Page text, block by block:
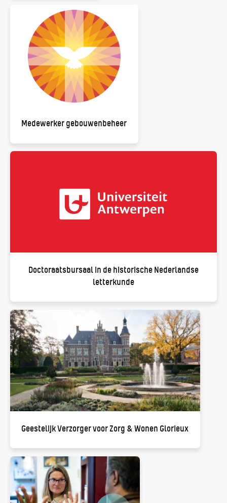
Medewerker gebouwenbeheer
Doctoraatsbursaal in de historische Nederlandse
letterkunde
Geestelijk Verzorger voor Zorg & Wonen Glorieux